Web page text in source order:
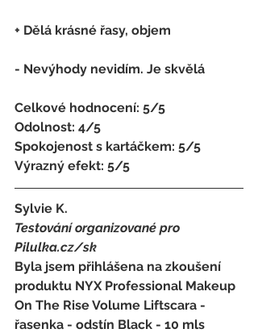
+ Dělá krásné řasy, objem
- Nevýhody nevidím. Je skvělá
Celkové hodnocení: 5/5
Odolnost: 4/5
Spokojenost s kartáčkem: 5/5
Výrazný efekt: 5/5
Sylvie K.
Testování organizované pro
Pilulka.cz/sk
Byla jsem přihlášena na zkoušení
produktu NYX Professional Makeup
On The Rise Volume Liftscara -
řasenka - odstín Black - 10 mls